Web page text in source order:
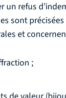
un refus
sont
et
;